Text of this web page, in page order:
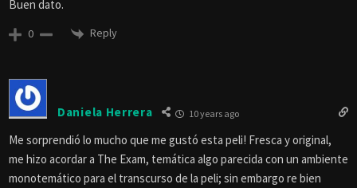
Buen dato.
0 Reply
Daniela Herrera 10 years ago
Me sorprendió lo mucho que me gustó esta peli! Fresca y original,
me hizo acordar a The Exam, temática algo parecida con un ambiente
monotemático para el transcurso de la peli; sin embargo re bien